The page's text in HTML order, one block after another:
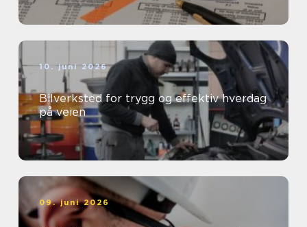
10. juni 2026
Bilverksted for trygg og effektiv hverdag
på veien
09. juni 2026